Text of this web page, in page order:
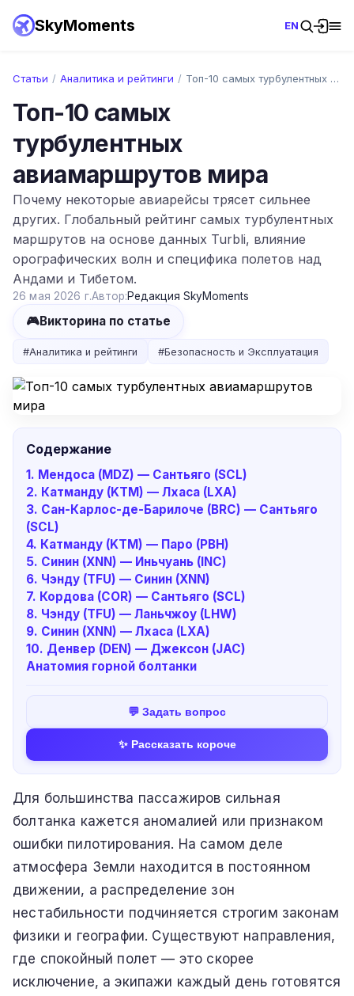
SkyMoments EN
Статьи / Аналитика и рейтинги / Топ-10 самых турбулентных авиамаршрутов …
Топ-10 самых
турбулентных
авиамаршрутов мира
Почему некоторые авиарейсы трясет сильнее
других. Глобальный рейтинг самых турбулентных
маршрутов на основе данных Turbli, влияние
орографических волн и специфика полетов над
Андами и Тибетом.
26 мая 2026 г.Автор:Редакция SkyMoments
🎮Викторина по статье
#Аналитика и рейтинги #Безопасность и Эксплуатация
Содержание
1. Мендоса (MDZ) — Сантьяго (SCL)
2. Катманду (KTM) — Лхаса (LXA)
3. Сан-Карлос-де-Барилоче (BRC) — Сантьяго
(SCL)
4. Катманду (KTM) — Паро (PBH)
5. Синин (XNN) — Иньчуань (INC)
6. Чэнду (TFU) — Синин (XNN)
7. Кордова (COR) — Сантьяго (SCL)
8. Чэнду (TFU) — Ланьчжоу (LHW)
9. Синин (XNN) — Лхаса (LXA)
10. Денвер (DEN) — Джексон (JAC)
Анатомия горной болтанки
💬 Задать вопрос
✨ Рассказать короче
Для большинства пассажиров сильная
болтанка кажется аномалией или признаком
ошибки пилотирования. На самом деле
атмосфера Земли находится в постоянном
движении, а распределение зон
нестабильности подчиняется строгим законам
физики и географии. Существуют направления,
где спокойный полет — это скорее
исключение, а экипажи каждый день готовятся